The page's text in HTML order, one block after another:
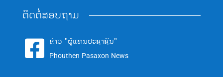
ຕິດຕໍ່ສອບຖາມ
 ຂ່າວ "ຜູ້ແທນປະຊາຊົນ"
Phouthen Pasaxon News